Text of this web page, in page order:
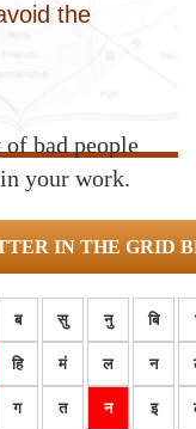
the
bad people
your work.
IN THE GRID
ब सु नु बि
हि मं ल न
ग त न इ